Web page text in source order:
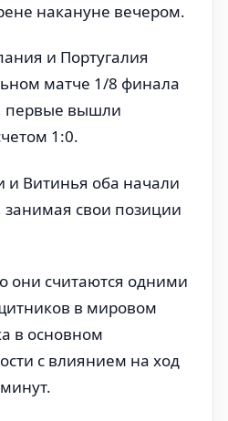
накануне вечером.
и Португалия
матче 1/8 финала
первые вышли
1:0.
Витинья оба начали
занимая свои позиции
они считаются одними
в мировом
в основном
с влиянием на ход